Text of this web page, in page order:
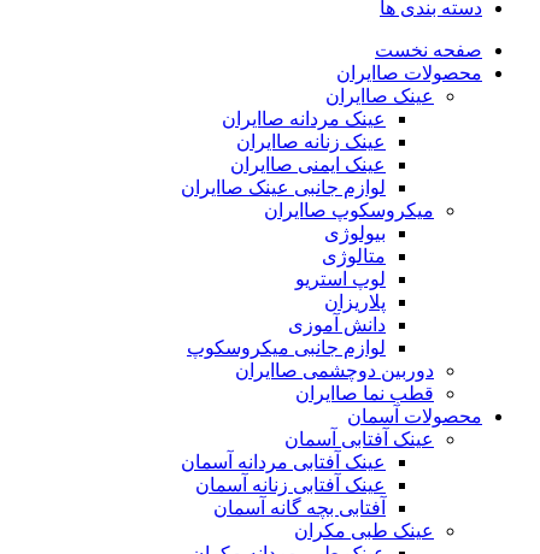
دسته بندی ها
صفحه نخست
محصولات صاایران
عینک صاایران
عینک مردانه صاایران
عینک زنانه صاایران
عینک ایمنی صاایران
لوازم جانبی عینک صاایران
میکروسکوپ صاایران
بیولوژی
متالوژی
لوپ استریو
پلاریزان
دانش آموزی
لوازم جانبی میکروسکوپ
دوربین دوچشمی صاایران
قطب نما صاایران
محصولات آسمان
عینک آفتابی آسمان
عینک آفتابی مردانه آسمان
عینک آفتابی زنانه آسمان
آفتابی بچه گانه آسمان
عینک طبی مکران